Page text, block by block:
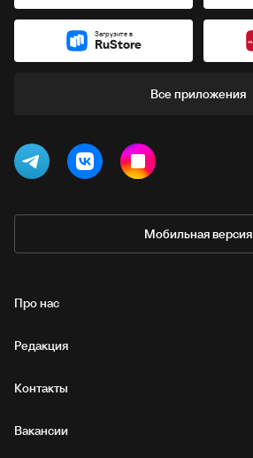
Загрузите в
RuStore
Все приложения
Мобильная версия
Про нас
Редакция
Контакты
Вакансии